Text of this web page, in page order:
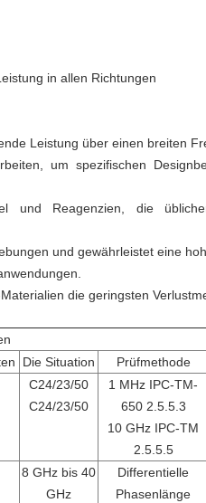
in allen Richtungen
Leistung über einen breiten
um spezifischen
und Reagenzien, die
und gewährleistet eine
die geringsten
Die Situation
Prüfmethode
C24/23/50
C24/23/50
1 MHz IPC-TM-
650 2.5.5.3
10 GHz IPC-TM
2.5.5.5
8 GHz bis 40
GHz
Differentielle
Phasenlänge